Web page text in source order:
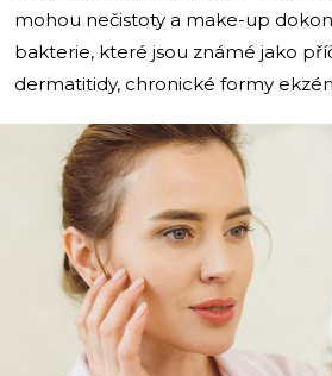
mohou nečistoty a make-up
bakterie, které jsou známé jako
dermatitidy, chronické formy